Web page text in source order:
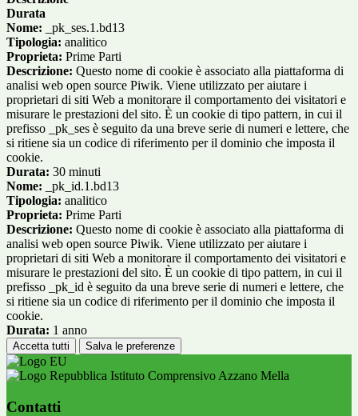
Durata
Nome: _pk_ses.1.bd13
Tipologia: analitico
Proprieta: Prime Parti
Descrizione: Questo nome di cookie è associato alla piattaforma di
analisi web open source Piwik. Viene utilizzato per aiutare i
proprietari di siti Web a monitorare il comportamento dei visitatori e
misurare le prestazioni del sito. È un cookie di tipo pattern, in cui il
prefisso _pk_ses è seguito da una breve serie di numeri e lettere, che
si ritiene sia un codice di riferimento per il dominio che imposta il
cookie.
Durata: 30 minuti
Nome: _pk_id.1.bd13
Tipologia: analitico
Proprieta: Prime Parti
Descrizione: Questo nome di cookie è associato alla piattaforma di
analisi web open source Piwik. Viene utilizzato per aiutare i
proprietari di siti Web a monitorare il comportamento dei visitatori e
misurare le prestazioni del sito. È un cookie di tipo pattern, in cui il
prefisso _pk_id è seguito da una breve serie di numeri e lettere, che
si ritiene sia un codice di riferimento per il dominio che imposta il
cookie.
Durata: 1 anno
Accetta tutti Salva le preferenze
Istituto Comprensivo Azzano Mella
Contatti